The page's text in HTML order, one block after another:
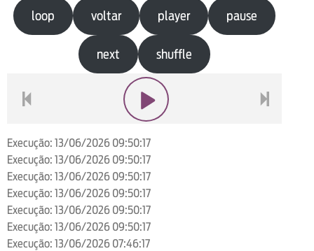
loop voltar player pause
next shuffle
Execução: 13/06/2026 09:50:17
Execução: 13/06/2026 09:50:17
Execução: 13/06/2026 09:50:17
Execução: 13/06/2026 09:50:17
Execução: 13/06/2026 09:50:17
Execução: 13/06/2026 09:50:17
Execução: 13/06/2026 07:46:17